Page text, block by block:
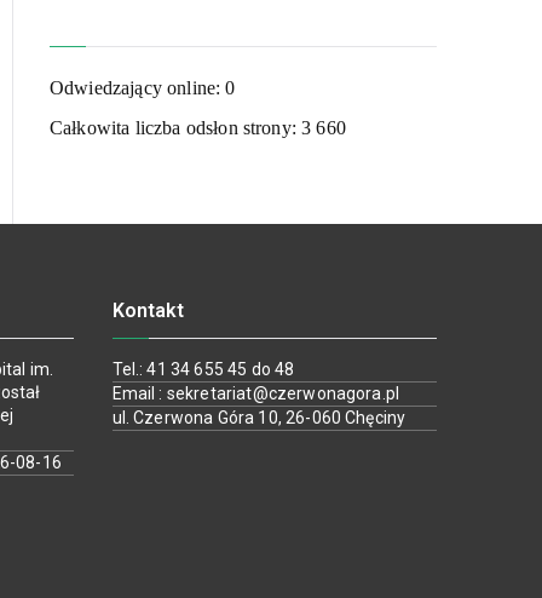
Odwiedzający online:0
Całkowita liczba odsłon strony:3 660
im.
08-16
Kontakt
Tel.: 41 34 655 45 do 48
Email : sekretariat@czerwonagora.pl
ul. Czerwona Góra 10, 26-060 Chęciny